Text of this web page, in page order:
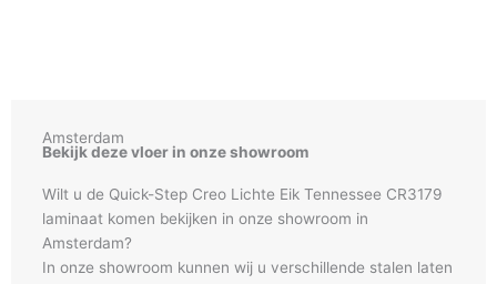
Amsterdam
Bekijk deze vloer in onze showroom
Wilt u de Quick-Step Creo Lichte Eik Tennessee CR3179
laminaat komen bekijken in onze showroom in
Amsterdam?
In onze showroom kunnen wij u verschillende stalen laten